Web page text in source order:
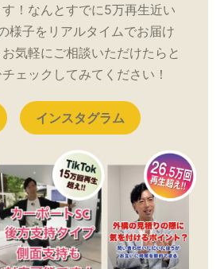
！なんとすでに5万再生近い
様子をリアルタイムでお届け
気軽にご相談いただけたらと
ェックしてみてください！
インスタグラム